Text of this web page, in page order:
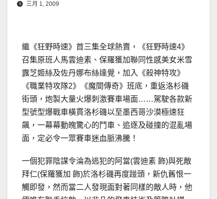
三月 1, 2009
繼《狂野時速》首三集全球熱賣，《狂野時速4》
召集原班人馬雲迪素、保羅獲加聯同性感美女米雪
露芝姬絲及佐丹娜布絲達覺，加入《殺神特攻》
《職業特攻隊2》《魔間傳奇》班底，重返洛杉磯
街頭，炮製大量火爆刺激賽車場面……駕駛各款新
型號型爆戰車橫貫洛杉磯以至墨西哥沙漠極速狂
飆，一幕幕動魄驚心的鬥車、追逐及碰撞的混亂場
面，定必令一眾賽車迷血脈沸騰！
一個犯罪陰謀令淪為逃犯的阿當(雲迪素 飾)與死敵
拜仁(保羅獲加 飾)於洛杉磯再度踫頭，新仇舊恨一
觸即發，然而當二人發現面對著同樣的敵人時，他